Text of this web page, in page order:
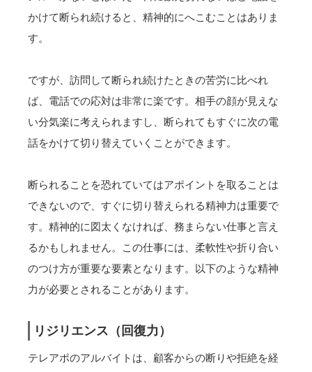
かけて断られ続けると、精神的にへこむことはありま
す。
ですが、訪問して断られ続けたときの苦労に比べれ
ば、電話での応対は非常に楽です。相手の顔が見えな
い分気楽に考えられますし、断られてもすぐに次の電
話をかけて切り替えていくことができます。
断られることを恐れていてはアポイントを取ることは
できないので、すぐに切り替えられる精神力は重要で
す。精神的に図太くなければ、務まらない仕事と言え
るかもしれません。この仕事には、柔軟性や折り合い
のつけ方が重要な要素となります。以下のような精神
力が必要とされることがあります。
リジリエンス（回復力）
テレアポのアルバイトは、顧客からの断りや拒絶を経